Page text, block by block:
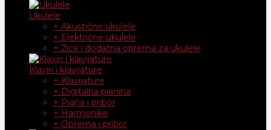
Ukulele
+ Akustične ukulele
+ Električne ukulele
+ Žice i dodatna oprema za ukulele
Klaviri i klavijature
+ Klavijature
+ Digitalna pianina
+ Piana i pribor
+ Harmonike
+ Oprema i pribor